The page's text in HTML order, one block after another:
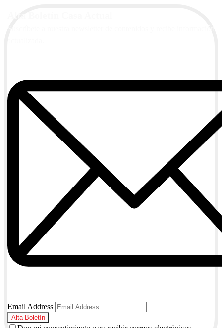
Email Address